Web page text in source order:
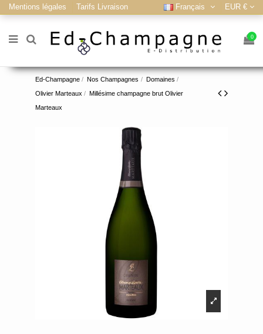
Mentions légales Tarifs Livraison Français EUR €
0
Ed-Champagne Nos Champagnes
Domaines
Olivier Marteaux
Millésime champagne brut Olivier
Marteaux